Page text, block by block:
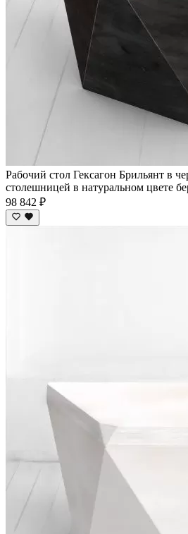
Рабочий стол Гексагон Брильянт в
столешницей в натуральном цвете
98 842 ₽